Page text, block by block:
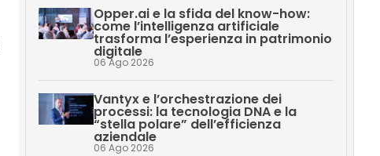
Opper.ai e la sfida del know-how:
come l’intelligenza artificiale
trasforma l’esperienza in patrimonio
digitale
06 Ago 2026
Vantyx e l’orchestrazione dei
processi: la tecnologia DNA e la
“stella polare” dell’efficienza
aziendale
06 Ago 2026